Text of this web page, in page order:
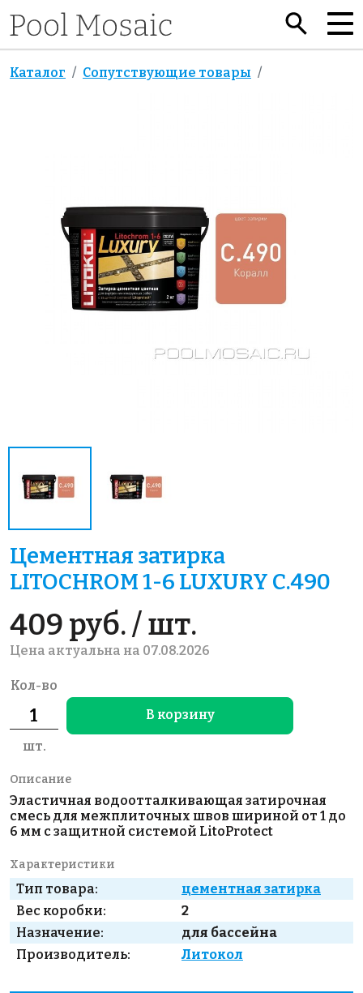
Каталог Сопутствующие товары
Цементная затирка
LITOCHROM 1-6 LUXURY C.490
409 руб. / шт.
Цена актуальна на 07.08.2026
Кол-во
шт.
В корзину
Описание
Эластичная водоотталкивающая затирочная
смесь для межплиточных швов шириной от 1 до
6 мм с защитной системой LitoProtect
Характеристики
Тип товара:
цементная затирка
Вес коробки:
2
Назначение:
для бассейна
Производитель:
Литокол